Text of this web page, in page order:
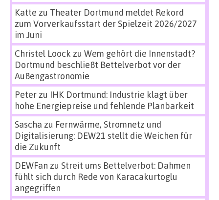
Katte zu Theater Dortmund meldet Rekord
zum Vorverkaufsstart der Spielzeit 2026/2027
im Juni
Christel Loock zu Wem gehört die Innenstadt?
Dortmund beschließt Bettelverbot vor der
Außengastronomie
Peterzu IHK Dortmund: Industrie klagt über
hohe Energiepreise und fehlende Planbarkeit
Sascha zu Fernwärme, Stromnetz und
Digitalisierung: DEW21 stellt die Weichen für
die Zukunft
DEWFan zu Streit ums Bettelverbot: Dahmen
fühlt sich durch Rede von Karacakurtoglu
angegriffen